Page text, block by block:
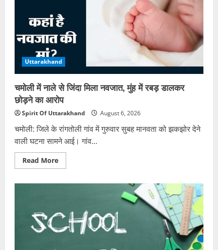
बंद
मार्ग
की
रियल
टाइम
Uttarakhand
चमोली में नाले से जिंदा मिला नवजात, मुंह में रबड़ डालकर
छोड़ने का आरोप
Spirit Of Uttarakhand August 6, 2026
चमोली: जिले के रांगतोली गांव में गुरुवार सुबह मानवता को झकझोर देने
वाली घटना सामने आई। गांव...
Read MoreRead
more
मिला
नवजात,
मुंह
में